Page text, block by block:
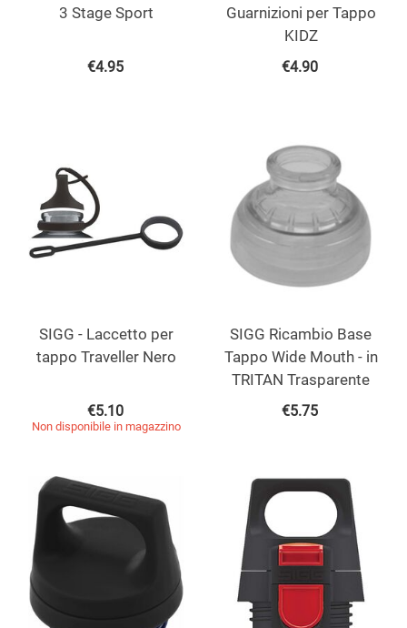
3 Stage Sport
€4.95
Guarnizioni per Tappo
KIDZ
€4.90
SIGG - Laccetto per
tappo Traveller Nero
€5.10
Non disponibile in magazzino
SIGG Ricambio Base
Tappo Wide Mouth - in
TRITAN Trasparente
€5.75